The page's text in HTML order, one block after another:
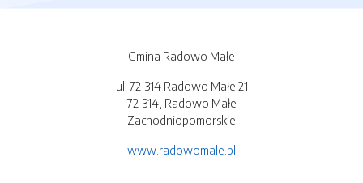
Gmina Radowo Małe
ul. 72-314 Radowo Małe 21
72-314, Radowo Małe
Zachodniopomorskie
www.radowomale.pl